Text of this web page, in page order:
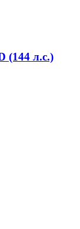
(144 л.с.)